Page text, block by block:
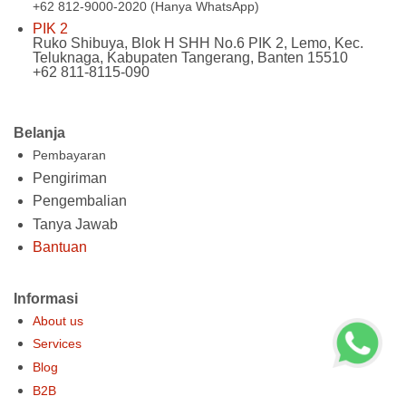
Belanja
Pembayaran
Pengiriman
Pengembalian
Tanya Jawab
Bantuan
Informasi
About us
Services
Blog
B2B
+62 812-9000-2020 (Hanya WhatsApp)
PIK 2
Ruko Shibuya, Blok H SHH No.6 PIK 2, Lemo, Kec.
Teluknaga, Kabupaten Tangerang, Banten 15510
+62 811-8115-090